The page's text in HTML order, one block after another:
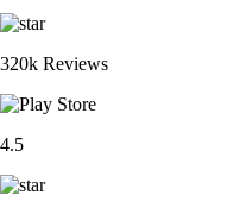
320k Reviews
4.5